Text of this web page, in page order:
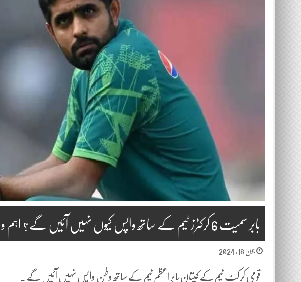
بابر سمیت 6 کرکٹرز ٹیم کے ساتھ واپس کیوں نہیں آئیں گے؟ اہم وجہ سامنے آگئی
جون 18, 2024
قومی کرکٹ ٹیم کےکپتان بابراعظم ٹیم کے ساتھ وطن واپس نہیں آئیں گے۔